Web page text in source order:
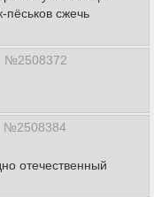
пёськов сжечь
№2508372
№2508384
отечественный